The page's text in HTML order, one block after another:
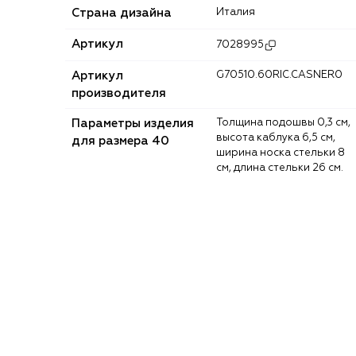
Страна дизайна Италия
Артикул 7028995
Артикул
производителя
G70510.60RIC.CASNER0
Параметры изделия
для размера 40
высота каблука 6,5 см,
ширина носка стельки 8
см, длина стельки 26 см.